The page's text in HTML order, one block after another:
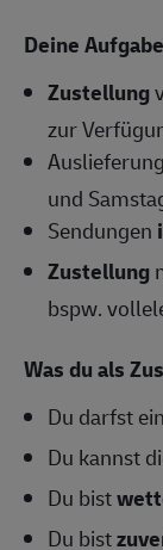
Deine
Zustellung
zur
und
Sendungen
Zustellung
bspw.
Was du als
Du darfst
Du kannst
Du bist
Du bist